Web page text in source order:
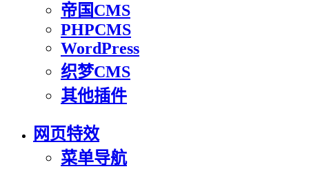
帝国CMS
PHPCMS
WordPress
织梦CMS
其他插件
网页特效
菜单导航